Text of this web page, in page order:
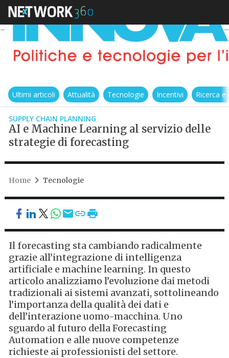
Ultimi articoli Attualità Tecnologie Incentivi Ricerca
SUPPLY CHAIN PLANNING
AI e Machine Learning al servizio delle
strategie di forecasting
Home Tecnologie
Il forecasting sta cambiando radicalmente
grazie all’integrazione di intelligenza
artificiale e machine learning. In questo
articolo analizziamo l’evoluzione dai metodi
tradizionali ai sistemi avanzati, sottolineando
l’importanza della qualità dei dati e
dell’interazione uomo-macchina. Uno
sguardo al futuro della Forecasting
Automation e alle nuove competenze
richieste ai professionisti del settore.